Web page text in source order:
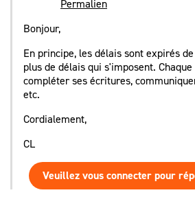
Permalien
Bonjour,
En principe, les délais sont expirés
plus de délais qui s'imposent.
compléter ses écritures,
etc.
Cordialement,
CL
Veuillez vous connecter pour